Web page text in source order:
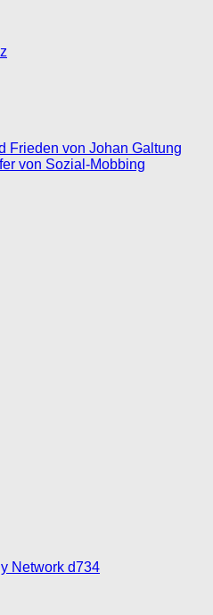
Frieden von Johan Galtung
von Sozial-Mobbing
Network d734